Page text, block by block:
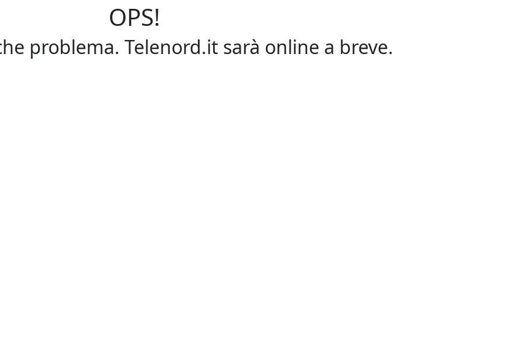
OPS!
problema. Telenord.it sarà online a breve.